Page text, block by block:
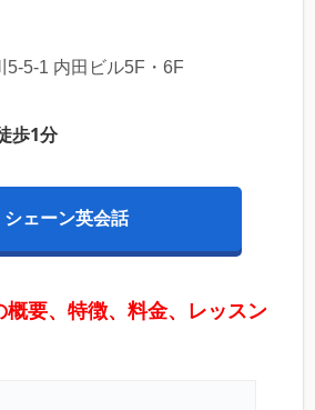
5-5-1 内田ビル5F・6F
歩1分
シェーン英会話
概要、特徴、料金、レッスン